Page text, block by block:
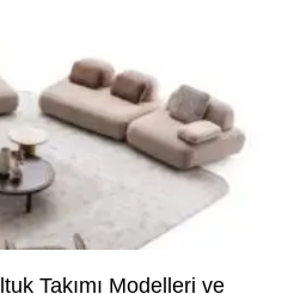
Takımı Modelleri ve